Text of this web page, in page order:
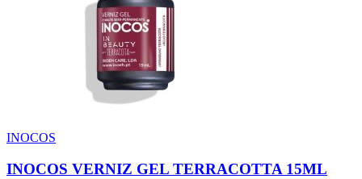
INOCOS
INOCOS VERNIZ GEL TERRACOTTA 15ML